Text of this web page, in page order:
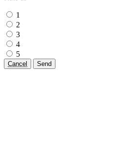
1
2
3
4
5
Cancel Send